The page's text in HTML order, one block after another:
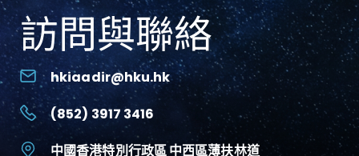
訪問與聯絡
hkiaadir@hku.hk
(852) 3917 3416
中國香港特別行政區 中西區薄扶林道